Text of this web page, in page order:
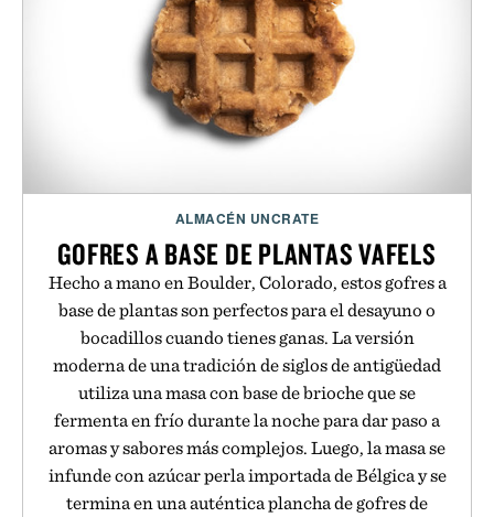
ALMACÉN UNCRATE
GOFRES A BASE DE PLANTAS VAFELS
Hecho a mano en Boulder, Colorado, estos gofres a
base de plantas son perfectos para el desayuno o
bocadillos cuando tienes ganas. La versión
moderna de una tradición de siglos de antigüedad
utiliza una masa con base de brioche que se
fermenta en frío durante la noche para dar paso a
aromas y sabores más complejos. Luego, la masa se
infunde con azúcar perla importada de Bélgica y se
termina en una auténtica plancha de gofres de